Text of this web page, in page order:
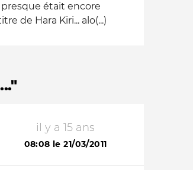
était encore
de Hara Kiri... alo(...)
il y a 15 ans
08:08 le 21/03/2011